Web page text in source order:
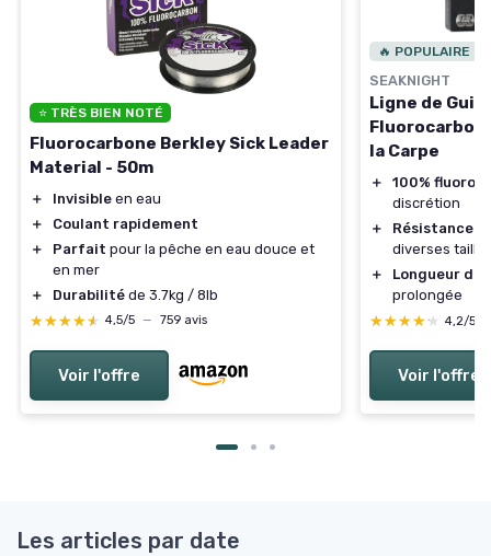
⭐ TRÈS BIEN NOTÉ
Fluorocarbone Berkley Sick Leader
Material - 50m
＋ Invisible en eau
＋
Coulant rapidement
＋
Parfait pour la pêche en eau douce et
en mer
＋
Durabilité de 3.7kg / 8lb
★★★★★
★★★★★ 4,5/5 — 759 avis
Voir l'offre
🔥 POPULAIRE
SEAKNIGHT
Ligne de
la Carpe
＋
100%
discrétion
＋
Résistance
diverses
＋
Longueur de
prolongée
★★★★★
★★★★★ 4,2/5
Voir l'offre
Les articles par date